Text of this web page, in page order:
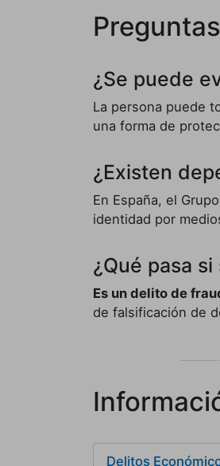
¿Se puede
La persona puede
una forma de
¿Existen
En España, el
identidad por
¿Qué pasa
Es un delito de
de falsificación de
Delitos